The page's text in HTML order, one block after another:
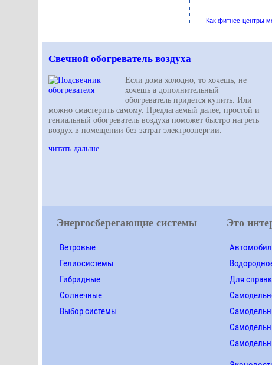
Как фитнес-центры
Свечной обогреватель воздуха
Если дома холодно, то хочешь, не
хочешь а дополнительный
обогреватель придется купить. Или
можно смастерить самому. Предлагаемый далее, простой и
гениальный обогреватель воздуха поможет быстро нагреть
воздух в помещении без затрат электроэнергии.
читать дальше...
Энергосберегающие системы
Ветровые
Гелиосистемы
Гибридные
Солнечные
Выбор системы
Это
Для